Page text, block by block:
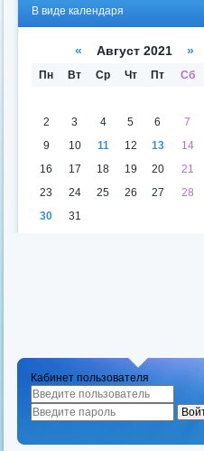
списк
В виде календаря
« Август 2021 »
Пн Вт Ср Чт Пт Сб
2
3 4 5 6 7
9
10 11 12 13 14
16
17 18 19 20 21
23
24 25 26 27 28
30
31
Кабинет пользователя